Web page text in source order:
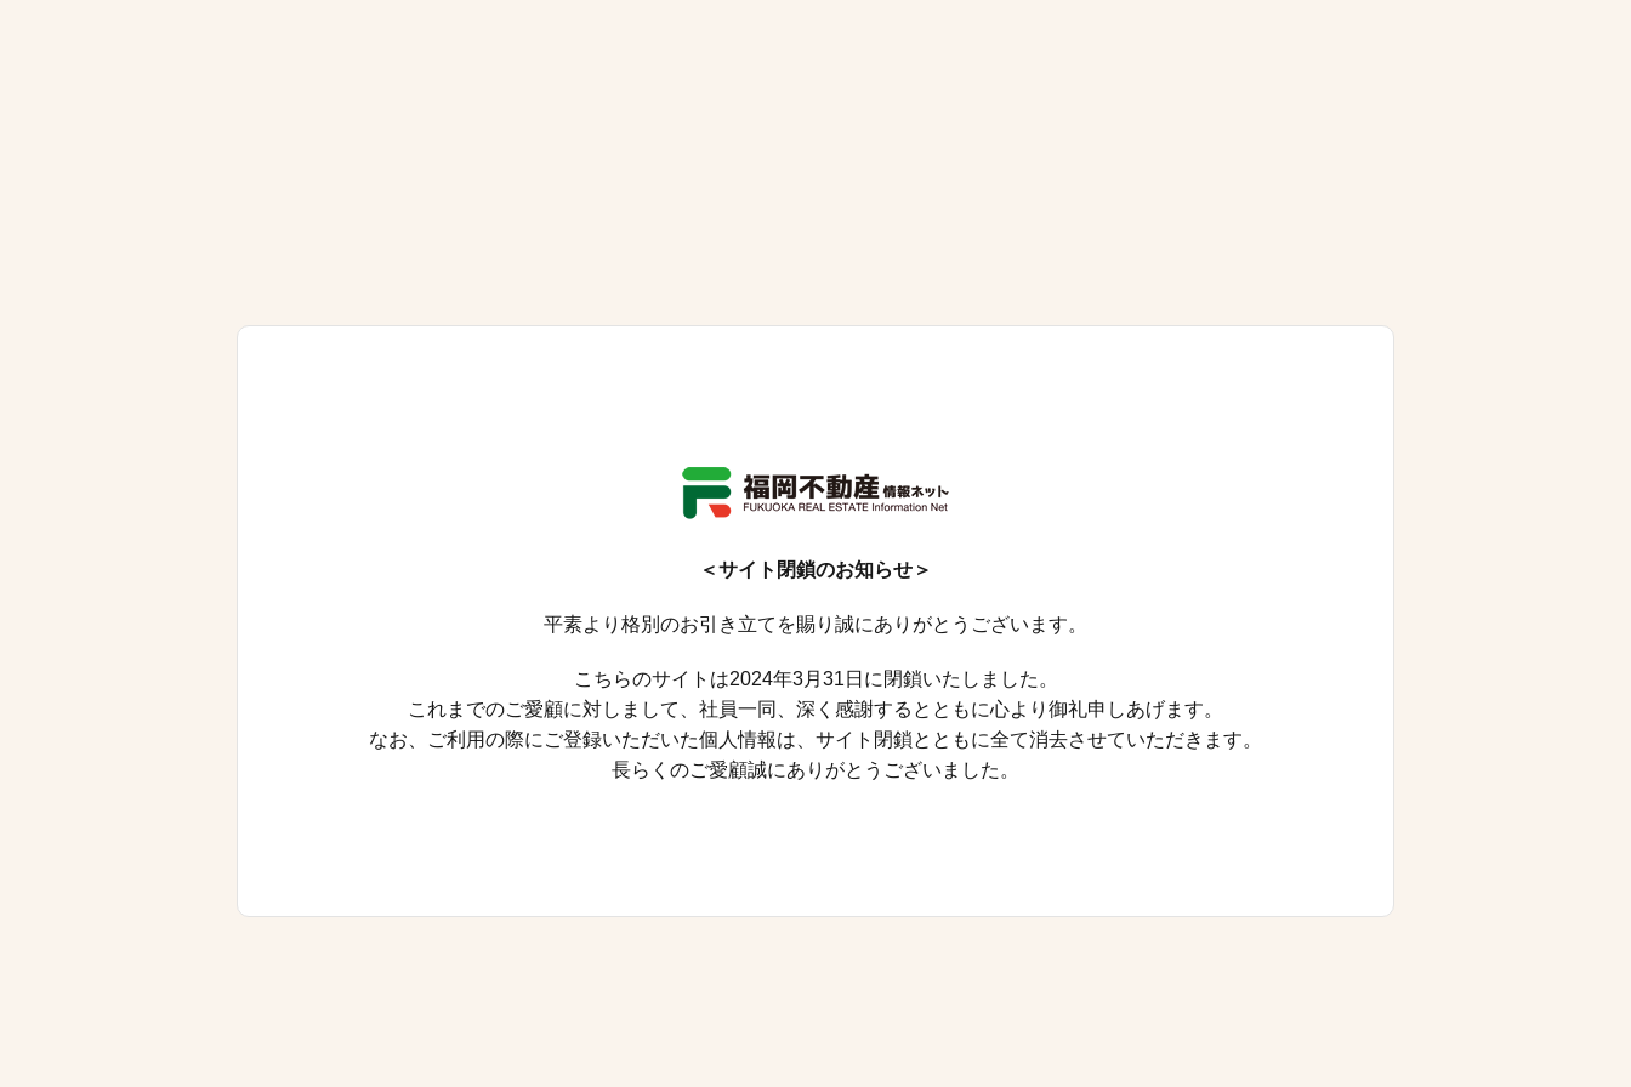
＜サイト閉鎖のお知らせ＞
平素より格別のお引き立てを賜り誠にありがとうございます。
こちらのサイトは2024年3月31日に閉鎖いたしました。
これまでのご愛顧に対しまして、社員一同、深く感謝するとともに心より御礼申しあげます。
なお、ご利用の際にご登録いただいた個人情報は、サイト閉鎖とともに全て消去させていただきます。
長らくのご愛顧誠にありがとうございました。